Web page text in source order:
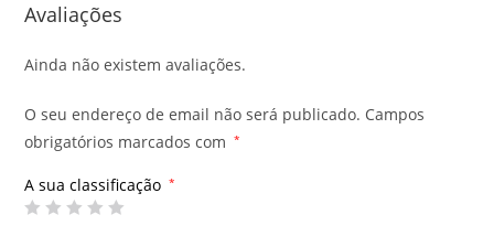
Avaliações
Ainda não existem avaliações.
O seu endereço de email não será publicado. Campos
obrigatórios marcados com
*
A sua classificação *